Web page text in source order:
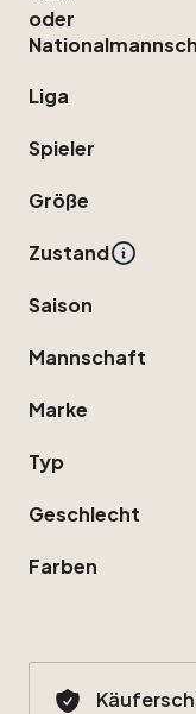
oder
Liga
Spieler
Größe
Zustand
Saison
Mannschaft
Marke
Typ
Geschlecht
Farben